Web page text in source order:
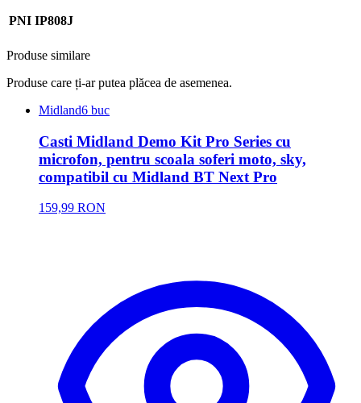
PNI IP808J
Produse similare
Produse care ți-ar putea plăcea de asemenea.
Midland6 buc
Casti Midland Demo Kit Pro Series cu
microfon, pentru scoala soferi moto, sky,
compatibil cu Midland BT Next Pro
159,99 RON